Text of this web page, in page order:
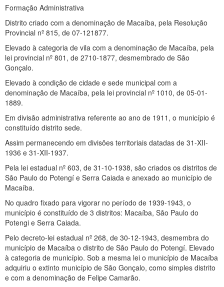
Formação Administrativa
Distrito criado com a denominação de Macaíba, pela Resolução
Provincial nº 815, de 07-121877.
Elevado à categoria de vila com a denominação de Macaíba, pela
lei provincial nº 801, de 2710-1877, desmembrado de São
Gonçalo.
Elevado à condição de cidade e sede municipal com a
denominação de Macaíba, pela lei provincial nº 1010, de 05-01-
1889.
Em divisão administrativa referente ao ano de 1911, o município é
constituído distrito sede.
Assim permanecendo em divisões territoriais datadas de 31-XII-
1936 e 31-XII-1937.
Pela lei estadual nº 603, de 31-10-1938, são criados os distritos de
São Paulo do Potengí e Serra Caiada e anexado ao município de
Macaíba.
No quadro fixado para vigorar no período de 1939-1943, o
município é constituído de 3 distritos: Macaíba, São Paulo do
Potengi e Serra Caiada.
Pelo decreto-lei estadual nº 268, de 30-12-1943, desmembra do
município de Macaíba o distrito de São Paulo do Potengí. Elevado
à categoria de município. Sob a mesma lei o município de Macaíba
adquiriu o extinto município de São Gonçalo, como simples distrito
e com a denominação de Felipe Camarão.